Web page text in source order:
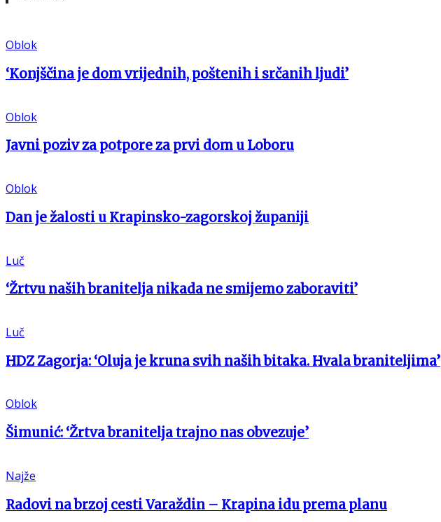
Oblok
‘Konjščina je dom vrijednih, poštenih i srčanih ljudi’
Oblok
Javni poziv za potpore za prvi dom u Loboru
Oblok
Dan je žalosti u Krapinsko-zagorskoj županiji
Luč
‘Žrtvu naših branitelja nikada ne smijemo zaboraviti’
Luč
HDZ Zagorja: ‘Oluja je kruna svih naših bitaka. Hvala braniteljima’
Oblok
Šimunić: ‘Žrtva branitelja trajno nas obvezuje’
Najže
Radovi na brzoj cesti Varaždin – Krapina idu prema planu